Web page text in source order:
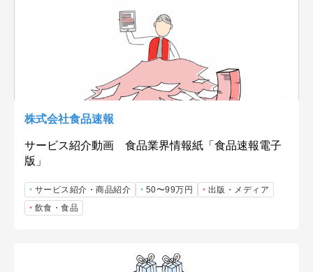
株式会社食品速報
サービス紹介動画 食品業界情報紙「食品速報電子
版」
サービス紹介・商品紹介 50〜99万円
出版・メディア
飲食・食品